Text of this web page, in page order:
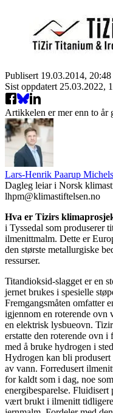
Publisert 19.03.2014, 20:48
Sist oppdatert 25.03.2022,
Artikkelen er mer enn to år
Lars-Henrik Paarup
Dagleg leiar i Norsk
lhpm@klimastiftelsen.no
Hva er Tizirs
i Tyssedal som produserer
ilmenittmalm. Dette er
den største metallurgiske
ressurser.
Titandioksid-slagget er en
jernet brukes i spesielle
Fremgangsmåten omfatter
igjennom en roterende ovn
en elektrisk lysbueovn.
erstatte den roterende ovn
med å bruke hydrogen i
Hydrogen kan bli produsert
av vann. Forredusert
for kaldt som i dag, noe
energibesparelse.
vært brukt i ilmenitt